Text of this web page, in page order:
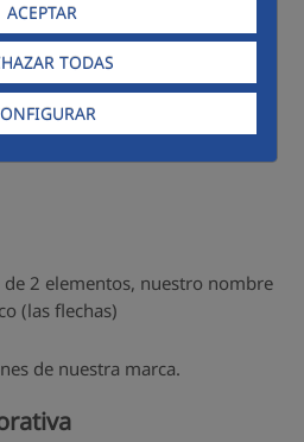
ACEPTAR
TODAS
de 2 elementos, nuestro nombre
(las flechas)
de nuestra marca.